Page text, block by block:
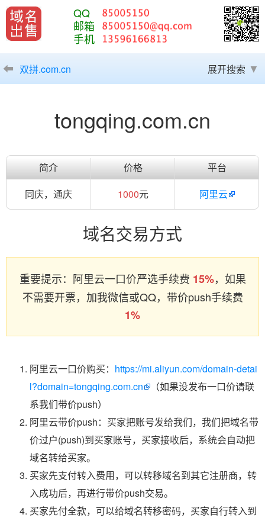
QQ
邮箱
手机
双拼.com.cn 展开搜索
tongqing.com.cn
简介 价格
平台
同庆，通庆
1000元 阿里云
域名交易方式
重要提示：阿里云一口价严选手续费 15%，如果
不需要开票，加我微信或QQ，带价push手续费
1%
阿里云一口价购买： https://mi.aliyun.com/domain-detai
l?domain=tongqing.com.cn
（如果没发布一口价请联
系我们带价push）
阿里云带价push：买家把账号发给我们，我们把域名带
价过户(push)到买家账号，买家接收后，系统会自动把
域名转给买家。
买家先支付转入费用，可以转移域名到其它注册商，转
入成功后，再进行带价push交易。
买家先付全款，可以给域名转移密码，买家自行转入到